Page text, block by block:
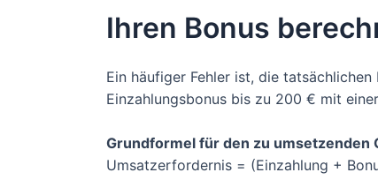
Ihren Bonus
Ein häufiger Fehler ist, die
Einzahlungsbonus bis zu 200 € mit
Grundformel für den zu umsetzenden
Umsatzerfordernis = (Einzahlung +